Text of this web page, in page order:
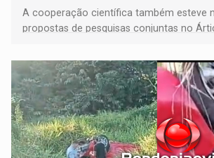
A cooperação científica também esteve
propostas de pesquisas conjuntas no